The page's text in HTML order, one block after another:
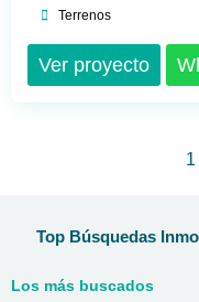
Terrenos
Ver proyecto
1
Top Búsquedas
Los más buscados